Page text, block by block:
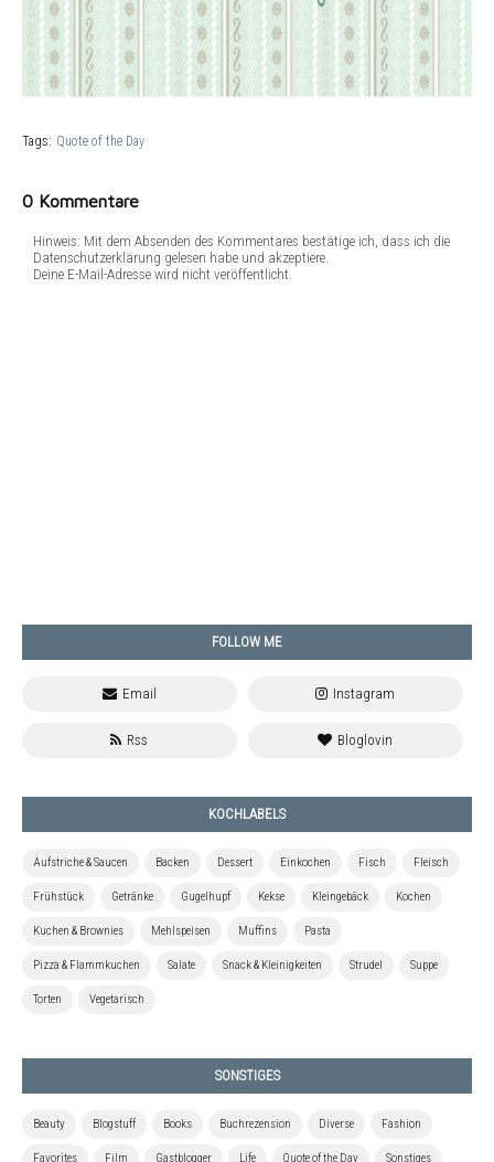
Tags: Quote of the Day
0 Kommentare
Hinweis: Mit dem Absenden des Kommentares bestätige ich, dass ich die
Datenschutzerklärung gelesen habe und akzeptiere.
Deine E-Mail-Adresse wird nicht veröffentlicht.
FOLLOW ME
KOCHLABELS
Aufstriche & Saucen Backen Dessert Einkochen Fisch Fleisch
Frühstück Getränke Gugelhupf Kekse Kleingebäck Kochen
Kuchen & Brownies Mehlspeisen Muffins Pasta
Pizza & Flammkuchen Salate Snack & Kleinigkeiten Strudel Suppe
Torten Vegetarisch
SONSTIGES
Beauty Blogstuff Books Buchrezension Diverse Fashion
Favorites Film Gastblogger Life Quote of the Day Sonstiges